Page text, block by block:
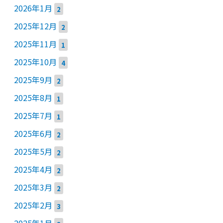
2026年1月 2
2025年12月 2
2025年11月 1
2025年10月 4
2025年9月 2
2025年8月 1
2025年7月 1
2025年6月 2
2025年5月 2
2025年4月 2
2025年3月 2
2025年2月 3